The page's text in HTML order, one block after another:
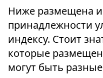
Ниже размещена
принадлежности
индексу. Стоит
которые
могут быть